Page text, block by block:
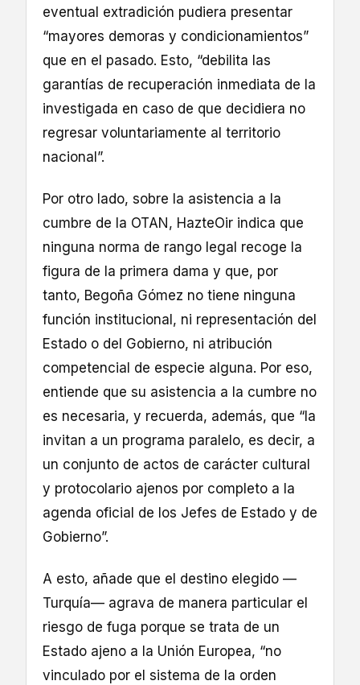
eventual extradición pudiera presentar
“mayores demoras y condicionamientos”
que en el pasado. Esto, “debilita las
garantías de recuperación inmediata de la
investigada en caso de que decidiera no
regresar voluntariamente al territorio
nacional”.
Por otro lado, sobre la asistencia a la
cumbre de la OTAN, HazteOir indica que
ninguna norma de rango legal recoge la
figura de la primera dama y que, por
tanto, Begoña Gómez no tiene ninguna
función institucional, ni representación del
Estado o del Gobierno, ni atribución
competencial de especie alguna. Por eso,
entiende que su asistencia a la cumbre no
es necesaria, y recuerda, además, que “la
invitan a un programa paralelo, es decir, a
un conjunto de actos de carácter cultural
y protocolario ajenos por completo a la
agenda oficial de los Jefes de Estado y de
Gobierno”.
A esto, añade que el destino elegido —
Turquía— agrava de manera particular el
riesgo de fuga porque se trata de un
Estado ajeno a la Unión Europea, “no
vinculado por el sistema de la orden